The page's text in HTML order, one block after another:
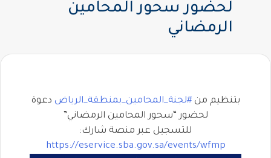
لحضور سحور المحامين
الرمضاني
بتنظيم من ⁧#لجنة_المحامين_بمنطقة_الرياض⁩ دعوة
لحضور “سحور المحامين الرمضاني”
للتسجيل عبر منصة شارك:
https://eservice.sba.gov.sa/events/wfmp